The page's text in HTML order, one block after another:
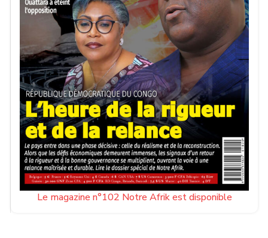
Le magazine n°102 Notre Afrik est disponible